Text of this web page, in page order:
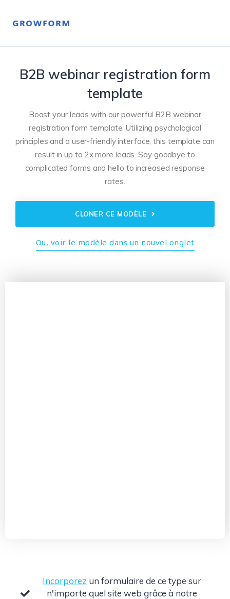
B2B webinar registration form
template
Boost your leads with our powerful B2B webinar
registration form template. Utilizing psychological
principles and a user-friendly interface, this template can
result in up to 2x more leads. Say goodbye to
complicated forms and hello to increased response
rates.
CLONER CE MODÈLE
Ou, voir le modèle dans un nouvel onglet
Incorporez un formulaire de ce type sur
n'importe quel site web grâce à notre